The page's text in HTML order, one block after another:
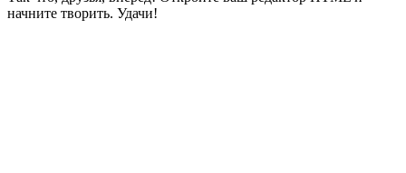
начните творить. Удачи!